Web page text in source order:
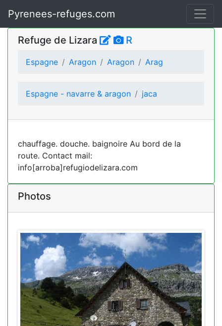
Pyrenees-refuges.com
Refuge de Lizara R
Espagne Aragon Aragon Arag
Espagne - navarre & aragon jaca
chauffage. douche. baignoire Au bord de la
route. Contact mail:
info[arroba]refugiodelizara.com
Photos